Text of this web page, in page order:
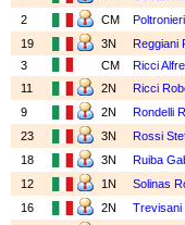
2
CM
19
3N Reggiani
3
CM Ricci
11
2N Ricci
9
2N Rondelli
23
3N Rossi
18
3N Ruiba
12
1N Solinas
16
2N Trevisani